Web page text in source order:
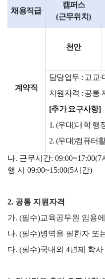
채용직급
캠퍼스
(근무위치)
계약직
천안
담당업무 : 고교·
지원자격 : 공통
[추가 요구사항]
1. (우대)대학 행
2. (우대)컴퓨터
나. 근무시간: 09:00~17:00(7
행 시 09:00~15:00(5시간)
2. 공통 지원자격
가. (필수)교육공무원 임용
나. (필수)병역을 필한자 또
다. (필수)국내외 4년제 학